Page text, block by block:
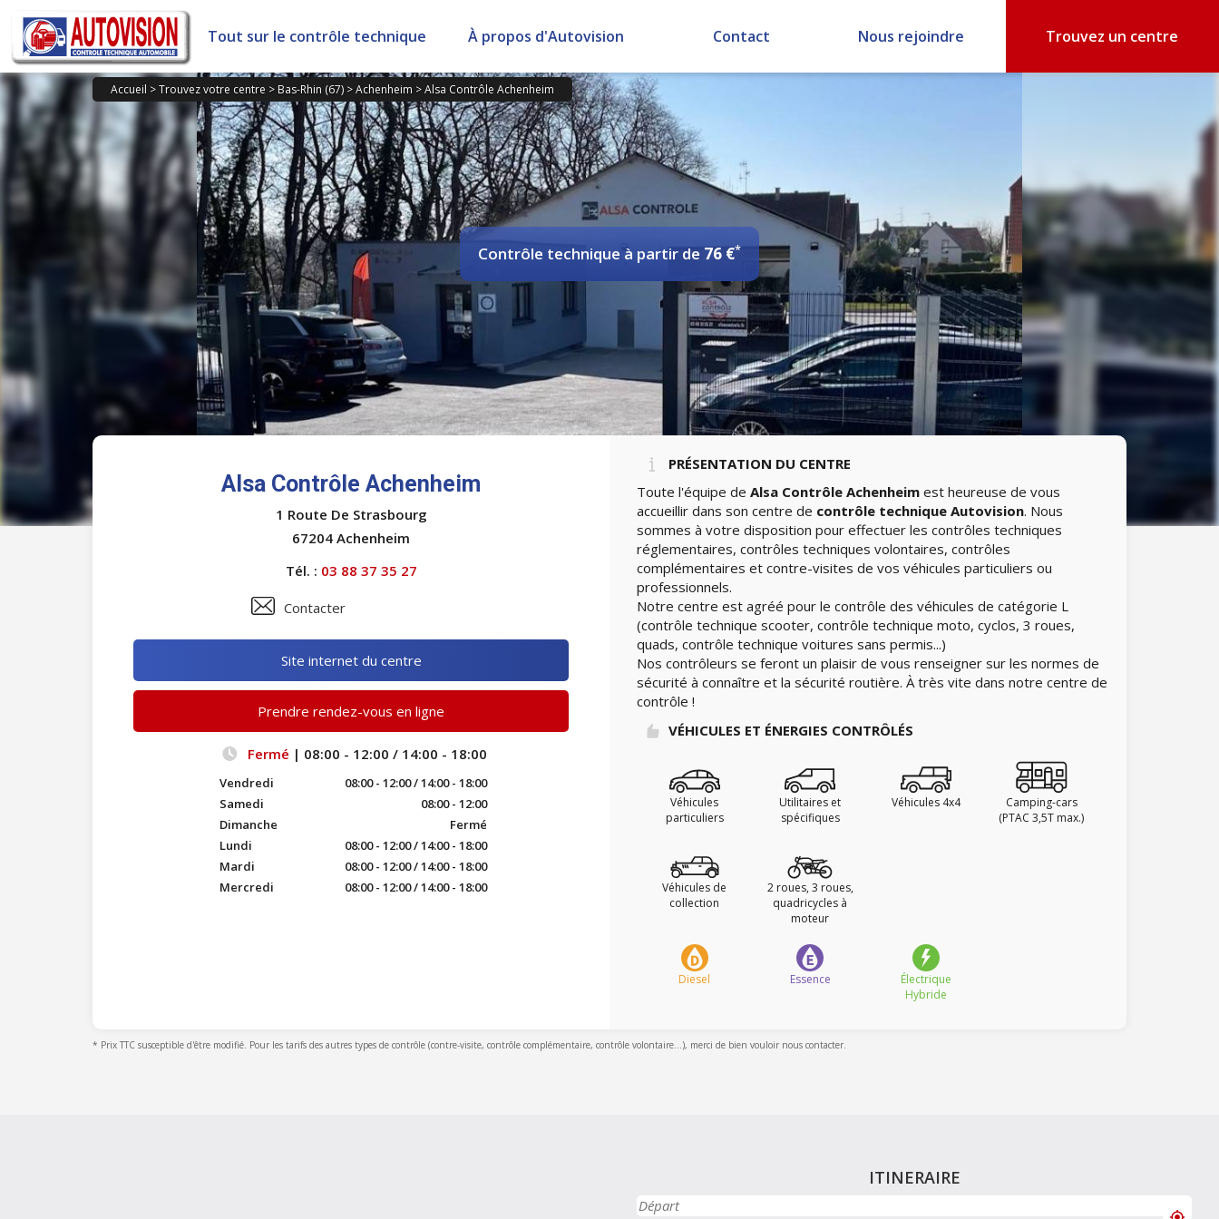
Panneau de gestion des cookies
Tout sur le contrôle technique À propos d'Autovision Contact Nous rejoindre Trouvez un centre
Accueil >Trouvez votre centre > Bas-Rhin (67) >Achenheim >Alsa Contrôle Achenheim
Contrôle techniqueà partir de76 €*
Alsa Contrôle Achenheim
1 Route De Strasbourg
67204 Achenheim
Tél. : 03 88 37 35 27
Contacter
Site internet du centre
Prendre rendez-vous en ligne
Fermé | 08:00 - 12:00 / 14:00 - 18:00
Vendredi
08:00 - 12:00 / 14:00 - 18:00
Samedi
08:00 - 12:00
Dimanche
Fermé
Lundi
08:00 - 12:00 / 14:00 - 18:00
Mardi
08:00 - 12:00 / 14:00 - 18:00
Mercredi
08:00 - 12:00 / 14:00 - 18:00
PRÉSENTATION DU CENTRE
Toute l'équipe de Alsa Contrôle Achenheim est heureuse de vous
accueillir dans son centre de contrôle technique Autovision. Nous
sommes à votre disposition pour effectuer les contrôles techniques
réglementaires, contrôles techniques volontaires, contrôles
complémentaires et contre-visites de vos véhicules particuliers ou
professionnels.
Notre centre est agréé pour le contrôle des véhicules de catégorie L
(contrôle technique scooter, contrôle technique moto, cyclos, 3 roues,
quads, contrôle technique voitures sans permis...)
Nos contrôleurs se feront un plaisir de vous renseigner sur les normes de
sécurité à connaître et la sécurité routière. À très vite dans notre centre de
contrôle !
VÉHICULES ET ÉNERGIES CONTRÔLÉS
Véhicules
particuliers
Utilitaires et
spécifiques
Véhicules 4x4
Camping-cars
(PTAC 3,5T max.)
Véhicules de
collection
2 roues, 3 roues,
quadricycles à
moteur
Diesel Essence
Électrique
Hybride
* Prix TTC susceptible d'être modifié. Pour les tarifs des autres types de contrôle (contre-visite, contrôle complémentaire, contrôle volontaire...), merci de bien vouloir nous contacter.
ITINERAIRE